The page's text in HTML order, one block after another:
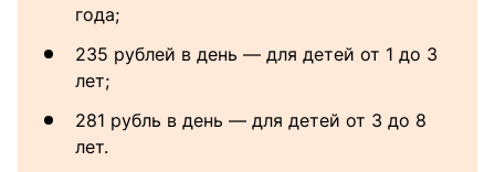
года;
235 рублей в день — для детей от 1 до 3
лет;
281 рубль в день — для детей от 3 до 8
лет.